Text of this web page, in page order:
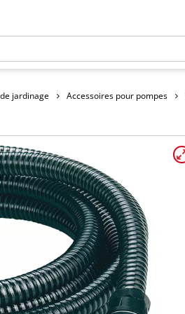
jardinage Accessoires pour pompes